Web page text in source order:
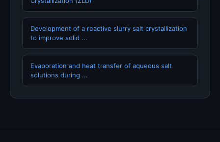
Development of a reactive slurry salt crystallization
to improve solid ...
Evaporation and heat transfer of aqueous salt
solutions during ...